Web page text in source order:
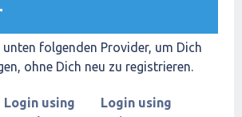
unten folgenden Provider, um Dich
ohne Dich neu zu registrieren.
Login using
Login using